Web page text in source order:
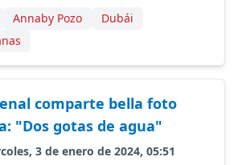
Annaby Pozo
Dubái
comparte bella foto
"Dos gotas de agua"
3 de enero de 2024, 05:51